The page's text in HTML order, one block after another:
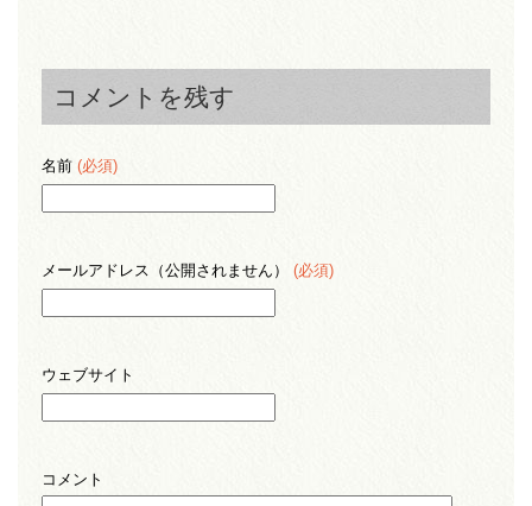
コメントを残す
名前 (必須)
メールアドレス（公開されません） (必須)
ウェブサイト
コメント